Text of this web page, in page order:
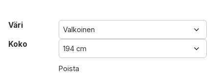
Väri
Koko
Poista